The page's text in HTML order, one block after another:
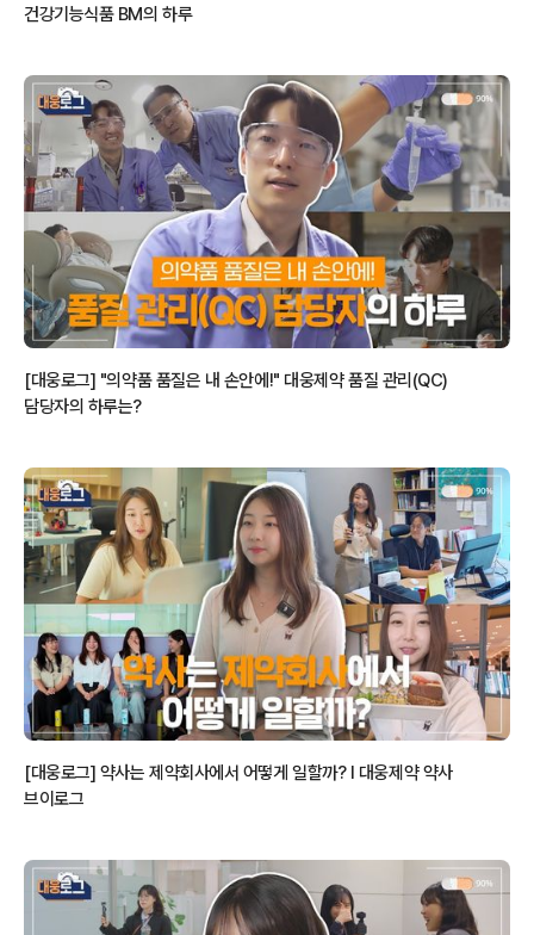
건강기능식품 BM의 하루
[대웅로그] "의약품 품질은 내 손안에!" 대웅제약 품질 관리(QC)
담당자의 하루는?
[대웅로그] 약사는 제약회사에서 어떻게 일할까? l 대웅제약 약사
브이로그